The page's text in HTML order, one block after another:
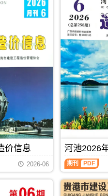
价信息
2026-06
河池2026
河
池
年
6
期刊 PDF